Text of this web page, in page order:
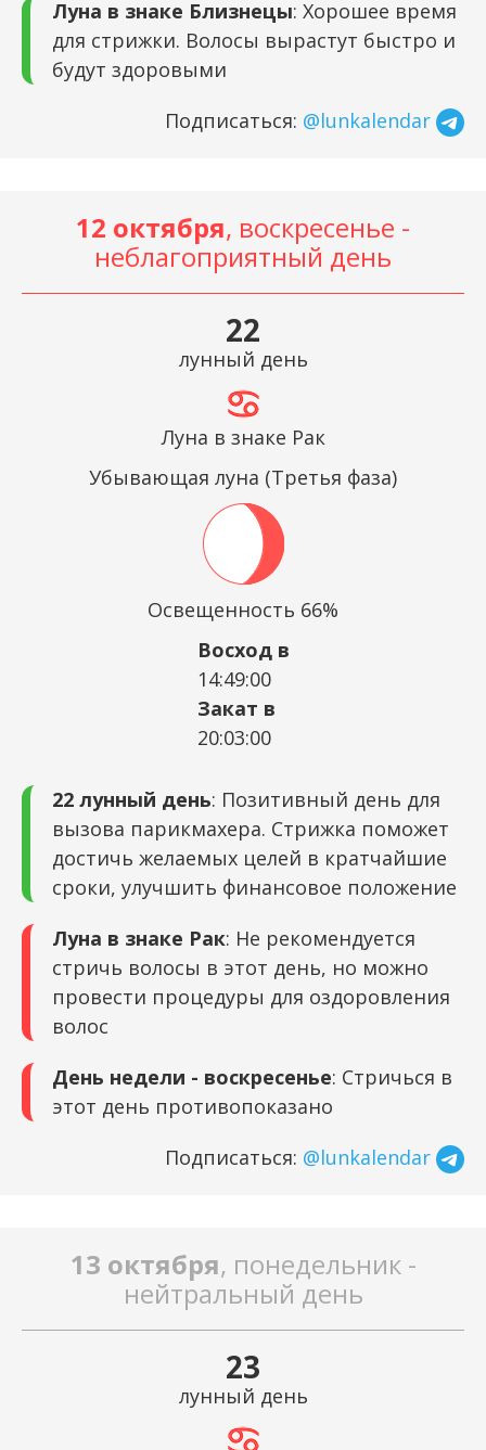
Луна в знаке Близнецы: Хорошее время
для стрижки. Волосы вырастут быстро и
будут здоровыми
Подписаться: @lunkalendar
12 октября, воскресенье -
неблагоприятный день
22
лунный день
Луна в знаке Рак
Убывающая луна (Третья фаза)
Освещенность 66%
Восход в
14:49:00
Закат в
20:03:00
22 лунный день: Позитивный день для
вызова парикмахера. Стрижка поможет
достичь желаемых целей в кратчайшие
сроки, улучшить финансовое положение
Луна в знаке Рак: Не рекомендуется
стричь волосы в этот день, но можно
провести процедуры для оздоровления
волос
День недели - воскресенье: Стричься в
этот день противопоказано
Подписаться: @lunkalendar
13 октября, понедельник -
нейтральный день
23
лунный день